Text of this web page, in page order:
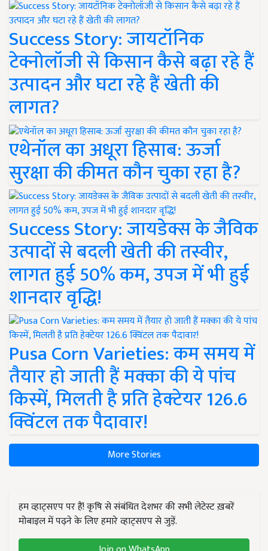
Success Story: जायटॉनिक
टेक्नोलॉजी से किसान कैसे बढ़ा रहे हैं
उत्पादन और घटा रहे हैं खेती की
लागत?
एथेनॉल का अधूरा हिसाब: ऊर्जा
सुरक्षा की कीमत कौन चुका रहा है?
Success Story: जायडेक्स के जैविक
उत्पादों से बदली खेती की तस्वीर,
लागत हुई 50% कम, उपज में भी हुई
शानदार वृद्धि!
Pusa Corn Varieties: कम समय में
तैयार हो जाती हैं मक्का की ये पांच
किस्में, मिलती है प्रति हेक्टेयर 126.6
क्विंटल तक पैदावार!
More Stories
हम व्हाट्सएप पर हैं! कृषि से संबंधित देशभर की सभी लेटेस्ट ख़बरें
मोबाइल में पढ़ने के लिए हमारे व्हाट्सएप से जुड़ें.